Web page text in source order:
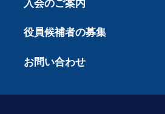
入会のご案内
役員候補者の募集
お問い合わせ